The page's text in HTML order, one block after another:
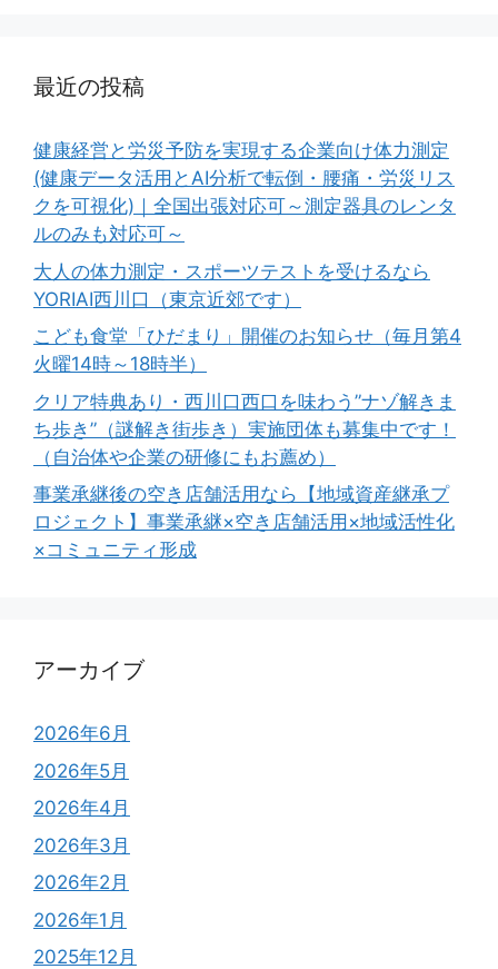
最近の投稿
健康経営と労災予防を実現する企業向け体力測定
(健康データ活用とAI分析で転倒・腰痛・労災リス
クを可視化)｜全国出張対応可～測定器具のレンタ
ルのみも対応可～
大人の体力測定・スポーツテストを受けるなら
YORIAI西川口（東京近郊です）
こども食堂「ひだまり」開催のお知らせ（毎月第4
火曜14時～18時半）
クリア特典あり・西川口西口を味わう”ナゾ解きま
ち歩き”（謎解き街歩き）実施団体も募集中です！
（自治体や企業の研修にもお薦め）
事業承継後の空き店舗活用なら【地域資産継承プ
ロジェクト】事業承継×空き店舗活用×地域活性化
×コミュニティ形成
アーカイブ
2026年6月
2026年5月
2026年4月
2026年3月
2026年2月
2026年1月
2025年12月